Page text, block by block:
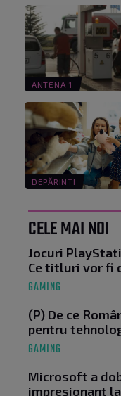
ANTENA 1
DEPĂRINȚI
CELE MAI NOI
Jocuri
Ce titluri vor fi
GAMING
(P) De ce
pentru
GAMING
Microsoft a
impresionant